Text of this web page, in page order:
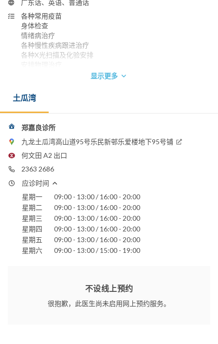
广东话、英语、普通话
各种常用疫苗
身体检查
情绪病治疗
各种慢性疾病跟进治疗
各种X光扫描及化验安排
香港大学内外全科医学士 1985
爱尔兰皇家内外科医学院儿科文凭 1990
电话：
kelvin_klc@hotmail.com
显示更多
土瓜湾
郑嘉良诊所
九龙土瓜湾高山道95号乐民新邨乐爱楼地下95号铺
何文田 A2 出口
2363 2686
应诊时间
星期一
09:00 - 13:00 / 16:00 - 20:00
星期二
09:00 - 13:00 / 16:00 - 20:00
星期三
09:00 - 13:00 / 16:00 - 20:00
星期四
09:00 - 13:00 / 16:00 - 20:00
星期五
09:00 - 13:00 / 16:00 - 20:00
星期六
09:00 - 13:00 / 15:00 - 19:00
不设线上预约
很抱歉，此医生尚未启用网上预约服务。